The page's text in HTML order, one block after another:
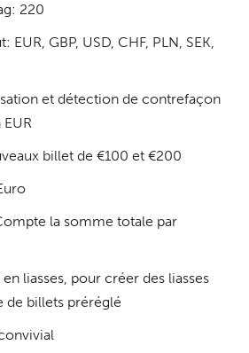
220
EUR, GBP, USD, CHF, PLN, SEK,
et détection de contrefaçon
billet de €100 et €200
la somme totale par
liasses, pour créer des liasses
de billets préréglé